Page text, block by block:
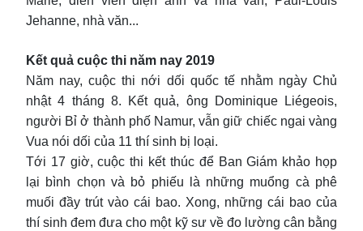
Jehanne, nhà văn...
Kết quả cuộc thi năm nay 2019
Năm nay, cuộc thi nới dối quốc tế nhằm ngày Chủ
nhật 4 tháng 8. Kết quả, ông Dominique Liégeois,
người Bỉ ở thành phố Namur, vẫn giữ chiếc ngai vàng
Vua nói dối của 11 thí sinh bị loại.
Tới 17 giờ, cuộc thi kết thúc để Ban Giám khảo họp
lại bình chọn và bỏ phiếu là những muổng cà phê
muối đầy trút vào cái bao. Xong, những cái bao của
thí sinh đem đưa cho một kỹ sư về đo lường cân bằng